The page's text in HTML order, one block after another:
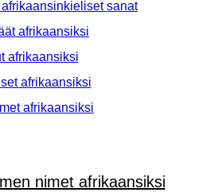
sanat
afrikaansiksi
afrikaansiksi
afrikaansiksi
afrikaansiksi
nimet afrikaansiksi